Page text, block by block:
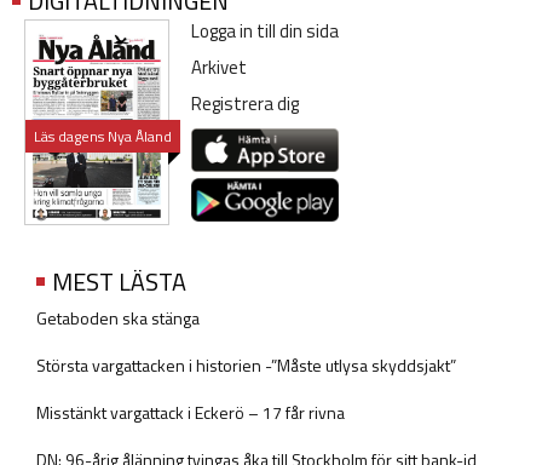
Läs dagens Nya Åland
Logga in till din sida
Arkivet
Registrera dig
MEST LÄSTA
Getaboden ska stänga
Största vargattacken i historien -”Måste utlysa skyddsjakt”
Misstänkt vargattack i Eckerö – 17 får rivna
DN: 96-årig ålänning tvingas åka till Stockholm för sitt bank-id